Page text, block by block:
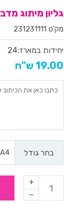
גליון מיתוג
מק'ט 231231111
יחידות במארז:24
19.00 ש"ח
בחר גודל